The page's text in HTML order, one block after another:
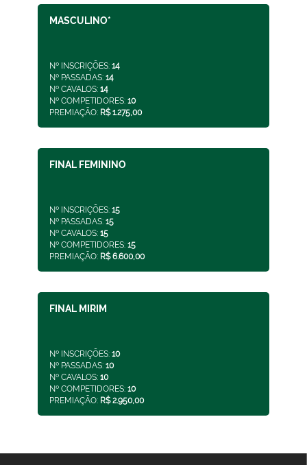
MASCULINO*
Nº INSCRIÇÕES: 14
Nº PASSADAS: 14
Nº CAVALOS: 14
Nº COMPETIDORES: 10
PREMIAÇÃO: R$ 1.275,00
FINAL FEMININO
Nº INSCRIÇÕES: 15
Nº PASSADAS: 15
Nº CAVALOS: 15
Nº COMPETIDORES: 15
PREMIAÇÃO: R$ 6.600,00
FINAL MIRIM
Nº INSCRIÇÕES: 10
Nº PASSADAS: 10
Nº CAVALOS: 10
Nº COMPETIDORES: 10
PREMIAÇÃO: R$ 2.950,00